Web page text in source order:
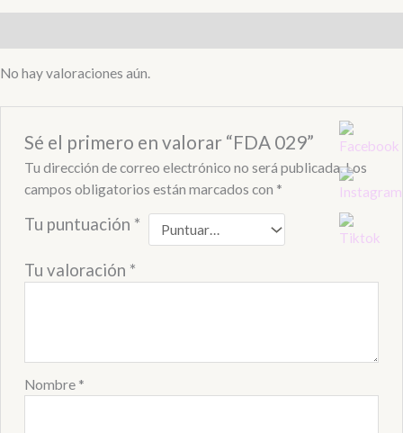
No hay valoraciones aún.
Sé el primero en valorar “FDA 029”
Tu dirección de correo electrónico no será publicada.Los
campos obligatorios están marcados con *
Tu puntuación *
Tu valoración *
Nombre *